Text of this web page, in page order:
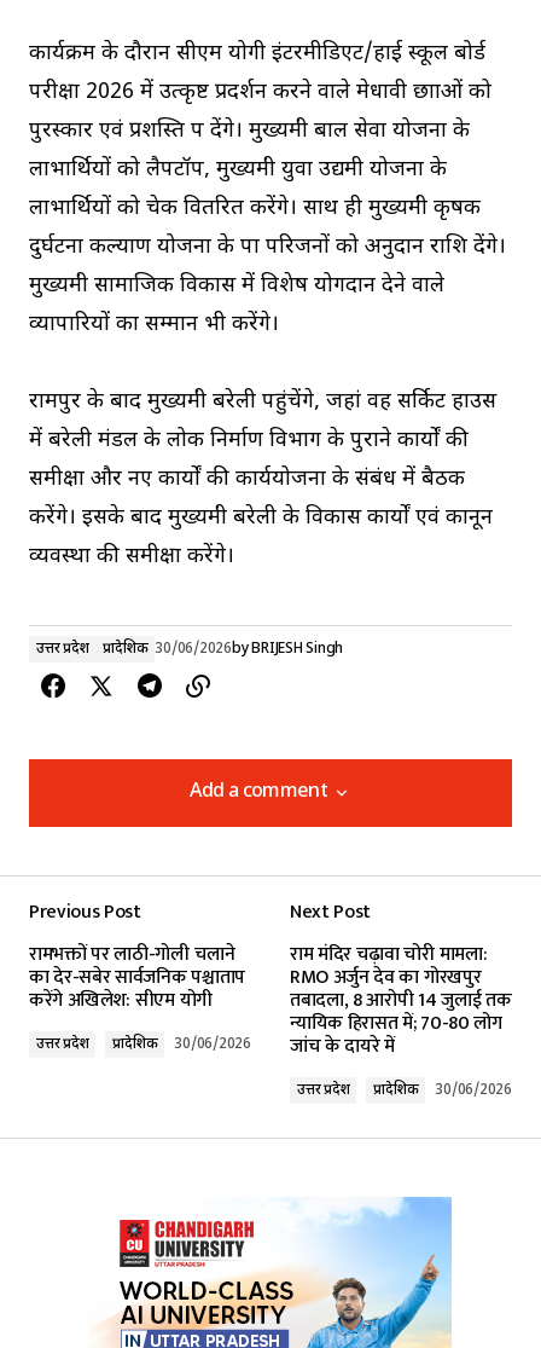
कार्यक्रम के दौरान सीएम योगी इंटरमीडिएट/हाई स्कूल बोर्ड
परीक्षा 2026 में उत्कृष्ट प्रदर्शन करने वाले मेधावी छात्राओं को
पुरस्कार एवं प्रशस्ति पत्र देंगे। मुख्यमंत्री बाल सेवा योजना के
लाभार्थियों को लैपटॉप, मुख्यमंत्री युवा उद्यमी योजना के
लाभार्थियों को चेक वितरित करेंगे। साथ ही मुख्यमंत्री कृषक
दुर्घटना कल्याण योजना के पात्र परिजनों को अनुदान राशि देंगे।
मुख्यमंत्री सामाजिक विकास में विशेष योगदान देने वाले
व्यापारियों का सम्मान भी करेंगे।
रामपुर के बाद मुख्यमंत्री बरेली पहुंचेंगे, जहां वह सर्किट हाउस
में बरेली मंडल के लोक निर्माण विभाग के पुराने कार्यों की
समीक्षा और नए कार्यों की कार्ययोजना के संबंध में बैठक
करेंगे। इसके बाद मुख्यमंत्री बरेली के विकास कार्यों एवं कानून
व्यवस्था की समीक्षा करेंगे।
उत्तर प्रदेश प्रादेशिक 30/06/2026byBRIJESH Singh
Add a comment
Add a comment
Required fields are marked*
Your E-mail*
Submit Comment
Previous Post
रामभक्तों पर लाठी-गोली चलाने
का देर-सबेर सार्वजनिक पश्चाताप
करेंगे अखिलेश: सीएम योगी
उत्तर प्रदेश प्रादेशिक 30/06/2026
Next Post
राम मंदिर चढ़ावा चोरी मामला:
RMO अर्जुन देव का गोरखपुर
तबादला, 8 आरोपी 14 जुलाई तक
न्यायिक हिरासत में; 70-80 लोग
जांच के दायरे में
उत्तर प्रदेश प्रादेशिक 30/06/2026